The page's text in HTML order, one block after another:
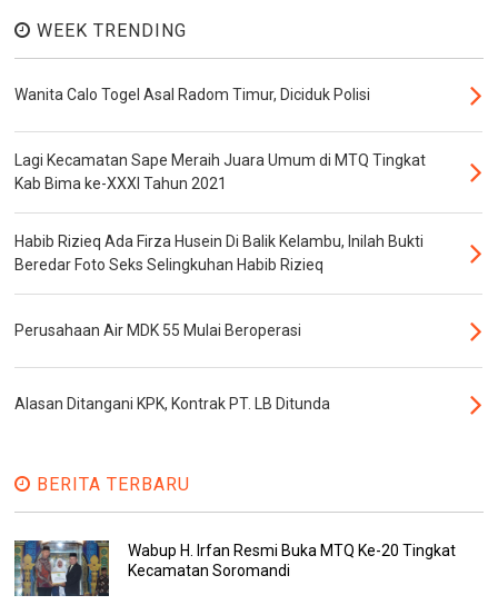
WEEK TRENDING
Wanita Calo Togel Asal Radom Timur, Diciduk Polisi
Lagi Kecamatan Sape Meraih Juara Umum di MTQ Tingkat
Kab Bima ke-XXXI Tahun 2021
Habib Rizieq Ada Firza Husein Di Balik Kelambu, Inilah Bukti
Beredar Foto Seks Selingkuhan Habib Rizieq
Perusahaan Air MDK 55 Mulai Beroperasi
Alasan Ditangani KPK, Kontrak PT. LB Ditunda
BERITA TERBARU
Wabup H. Irfan Resmi Buka MTQ Ke-20 Tingkat
Kecamatan Soromandi